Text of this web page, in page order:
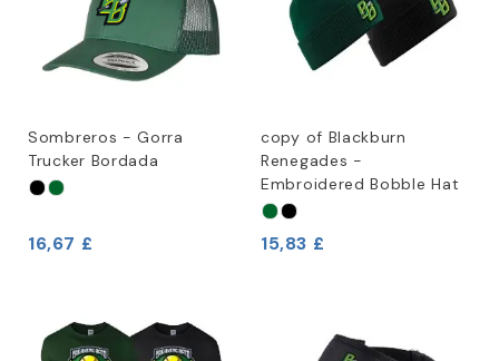
Sombreros - Gorra
Trucker Bordada
16,67 £
copy of Blackburn
Renegades -
Embroidered Bobble Hat
15,83 £